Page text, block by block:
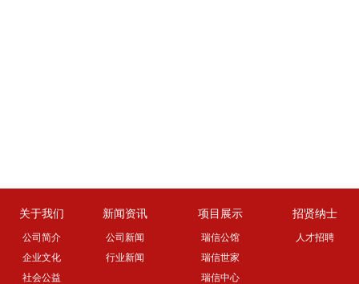
关于我们
公司简介
企业文化
社会公益
新闻资讯
公司新闻
行业新闻
项目展示
瑞信公馆
瑞信世家
瑞信中心
招贤纳士
人才招聘